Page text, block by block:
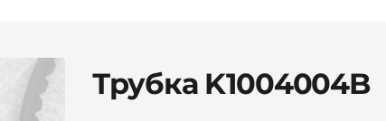
Трубка K1004004B